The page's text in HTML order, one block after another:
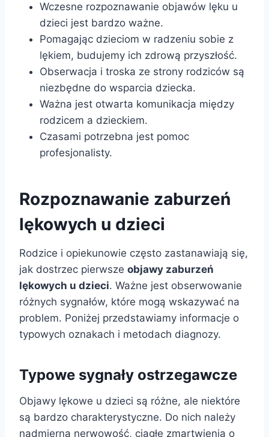
Wczesne rozpoznawanie objawów lęku u
dzieci jest bardzo ważne.
Pomagając dzieciom w radzeniu sobie z
lękiem, budujemy ich zdrową przyszłość.
Obserwacja i troska ze strony rodziców są
niezbędne do wsparcia dziecka.
Ważna jest otwarta komunikacja między
rodzicem a dzieckiem.
Czasami potrzebna jest pomoc
profesjonalisty.
Rozpoznawanie zaburzeń
lękowych u dzieci
Rodzice i opiekunowie często zastanawiają się,
jak dostrzec pierwsze objawy zaburzeń
lękowych u dzieci. Ważne jest obserwowanie
różnych sygnałów, które mogą wskazywać na
problem. Poniżej przedstawiamy informacje o
typowych oznakach i metodach diagnozy.
Typowe sygnały ostrzegawcze
Objawy lękowe u dzieci są różne, ale niektóre
są bardzo charakterystyczne. Do nich należy
nadmierna nerwowość, ciągłe zmartwienia o